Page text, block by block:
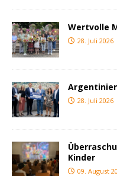
Wertvolle
28. Juli 2026
28. Juli 2026
Kinder
09. August